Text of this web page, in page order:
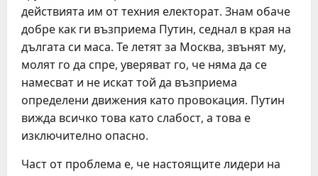
действията им от техния електорат. Знам обаче
добре как ги възприема Путин, седнал в края на
дългата си маса. Те летят за Москва, звънят му,
молят го да спре, уверяват го, че няма да се
намесват и не искат той да възприема
определени движения като провокация. Путин
вижда всичко това като слабост, а това е
изключително опасно.
Част от проблема е, че настоящите лидери на